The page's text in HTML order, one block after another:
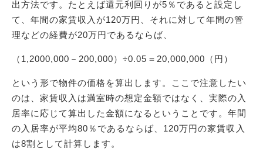
出方法です。たとえば還元利回りが5％であると設定し
て、年間の家賃収入が120万円、それに対して年間の管
理などの経費が20万円であるならば、
（1,2000,000－200,000）÷0.05＝20,000,000（円）
という形で物件の価格を算出します。ここで注意したい
のは、家賃収入は満室時の想定金額ではなく、実際の入
居率に応じて算出した金額になるということです。年間
の入居率が平均80％であるならば、120万円の家賃収入
は8割として計算します。